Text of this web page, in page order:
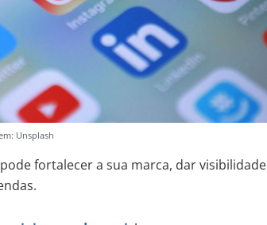
Unsplash
fortalecer a sua marca, dar visibilidade